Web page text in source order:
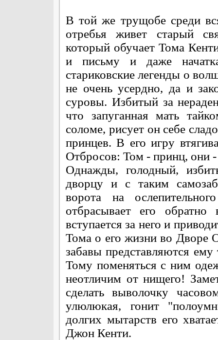
В той же трущобе среди
отребья живет старый
который обучает Тома
и письму и даже
стариковские легенды о
не очень усердно, да и
суровы. Избитый за
что запуганная мать
соломе, рисует он себе
принцев. В его игру
Отбросов: Том - принц, они
Однажды, голодный,
дворцу и с таким
ворота на
отбрасывает его
вступается за него и
Тома о его жизни во Дворе
забавы представляются
Тому поменяться с ним
неотличим от нищего!
сделать выволочку
улюлюкая, гонит
долгих мытарств его
Джон Кенти.